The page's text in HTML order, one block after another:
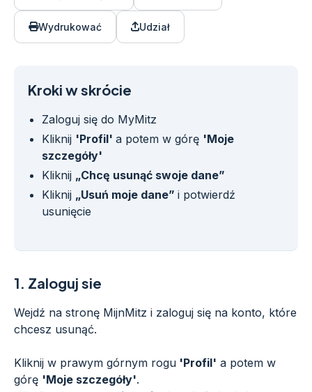
Wydrukować Udział
Kroki w skrócie
Zaloguj się do MyMitz
Kliknij 'Profil' a potem w górę 'Moje
szczegóły'
Kliknij „Chcę usunąć swoje dane”
Kliknij „Usuń moje dane” i potwierdź
usunięcie
1. Zaloguj sie
Wejdź na stronę MijnMitz i zaloguj się na konto, które
chcesz usunąć.
Kliknij w prawym górnym rogu 'Profil' a potem w
górę 'Moje szczegóły'.